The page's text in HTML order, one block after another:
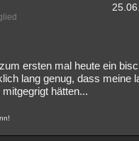
ersten mal heute ein
lang genug, dass meine
hätten...